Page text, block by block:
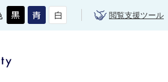
閲覧支援ツール